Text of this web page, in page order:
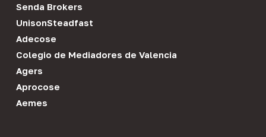
Senda Brokers
UnisonSteadfast
Adecose
Colegio de Mediadores de Valencia
Agers
Aprocose
Aemes